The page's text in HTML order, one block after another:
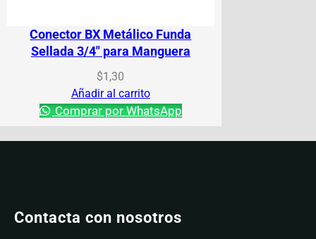
Conector BX Metálico Funda
Sellada 3/4″ para Manguera
$1,30
Añadir al carrito
Comprar por WhatsApp
Contacta con nosotros